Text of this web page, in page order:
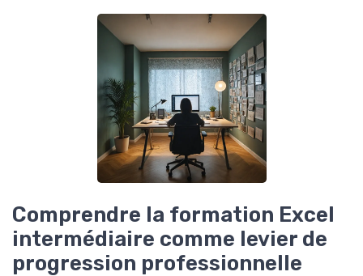
Comprendre la formation Excel
intermédiaire comme levier de
progression professionnelle